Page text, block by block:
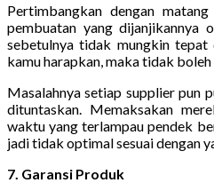
Pertimbangkan dengan
pembuatan yang dijanjikannya
sebetulnya tidak mungkin tepat
kamu harapkan, maka tidak
Masalahnya setiap supplier pun
dituntaskan. Memaksakan
waktu yang terlampau pendek
jadi tidak optimal sesuai dengan
7. Garansi Produk